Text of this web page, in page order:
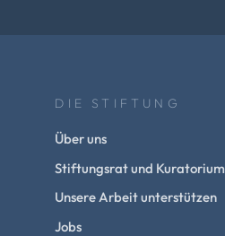
DIE STIFTUNG
Über uns
Stiftungsrat und Kuratorium
Unsere Arbeit unterstützen
Jobs